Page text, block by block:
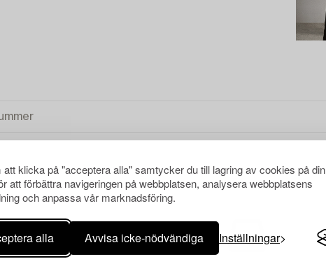
att klicka på "acceptera alla" samtycker du till lagring av cookies på din
att förbättra navigeringen på webbplatsen, analysera webbplatsens
och anpassa vår marknadsföring.
alla Avvisa icke-nödvändiga Inställningar